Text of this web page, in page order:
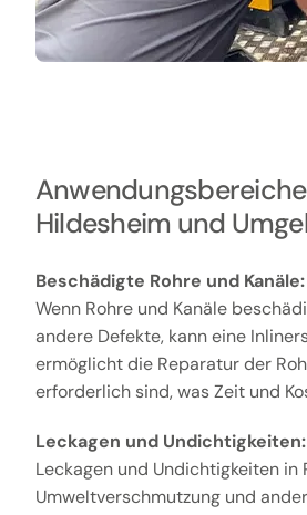
Hildesheim und
Beschädigte Rohre und Kanäle:
Wenn Rohre und Kanäle
andere Defekte, kann eine
ermöglicht die Reparatur der
erforderlich sind, was Zeit und
Leckagen und Undichtigkeiten:
Leckagen und Undichtigkeiten in
Umweltverschmutzung und